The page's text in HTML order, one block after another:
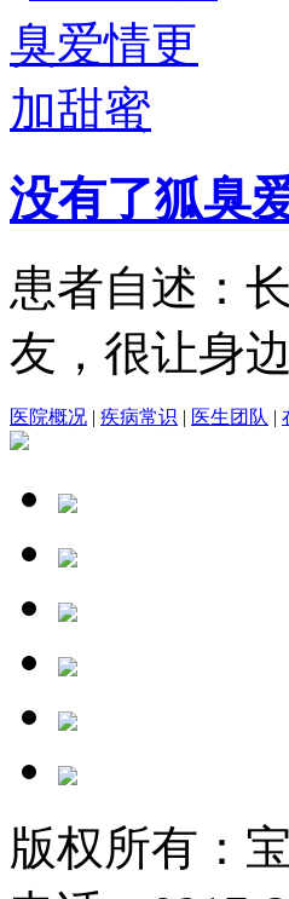
没有了狐臭
患者自述：
友，很让身
医院概况 | 疾病常识 | 医生团队 |
版权所有：